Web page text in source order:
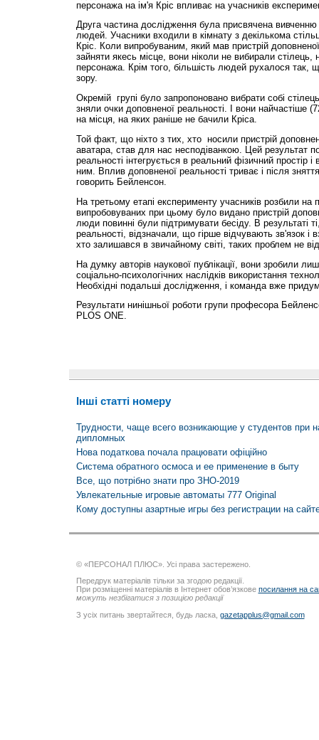
персонажа на ім'я Кріс впливає на учасників
Друга частина дослідження була присвячена вивченню
людей. Учасники входили в кімнату з декількома
Кріс. Коли випробуваним, який мав пристрій
зайняти якесь місце, вони ніколи не вибирали стілець,
персонажа. Крім того, більшість людей рухалося так,
зору.
Окремій групі було запропоновано вибрати собі
зняли очки доповненої реальності. І вони найчастіше
на місця, на яких раніше не бачили Кріса.
Той факт, що ніхто з тих, хто носили пристрій
аватара, став для нас несподіванкою. Цей результат
реальності інтегрується в реальний фізичний простір і
ним. Вплив доповненої реальності триває і після
говорить Бейленсон.
На третьому етапі експерименту учасників розбили
випробовуваних при цьому було видано пристрій
люди повинні були підтримувати бесіду. В результаті
реальності, відзначали, що гірше відчувають зв'язок і
хто залишався в звичайному світі, таких проблем не
На думку авторів наукової публікації, вони зробили
соціально-психологічних наслідків використання
Необхідні подальші дослідження, і команда вже
Результати нинішньої роботи групи професора
PLOS ONE.
Інші статті номеру
Трудности, чаще всего возникающие у студентов при
дипломных
Нова податкова почала працювати офіційно
Cистема обратного осмоса и ее применение в быту
Все, що потрібно знати про ЗНО-2019
Увлекательные игровые автоматы 777 Original
Кому доступны азартные игры без регистрации на
© «ПЕРСОНАЛ ПЛЮС». Усі права застережено.
Передрук матеріалів тільки за згодою редакції.
При розміщенні матеріалів в Інтернет обов’язкове посилання на
можуть незбігатися з позицією редакції
З усіх питань звертайтеся, будь ласка, gazetapplus@gmail.com